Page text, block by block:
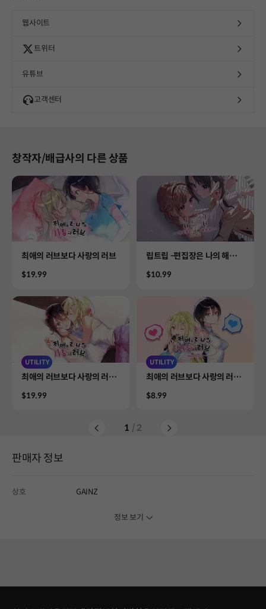
웹사이트
트위터
유튜브
고객센터
창작자/배급사의 다른 상품
Product
최애의 러브보다 사랑의 러브
Price
$19.99
Product
립트립 -편집장은 나의 해열
Price
$10.99
UTILITY
Product
최애의 러브보다 사랑의 러브
신!? 시노의 맞선 대작전
Price
$19.99
UTILITY
Product
최애의 러브보다 사랑의 러브
Price
$8.99
1 / 2
판매자 정보
상호 GAINZ
정보 보기